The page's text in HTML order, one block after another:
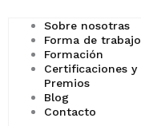
Sobre nosotras
Forma de trabajo
Formación
Certificaciones y
Premios
Blog
Contacto